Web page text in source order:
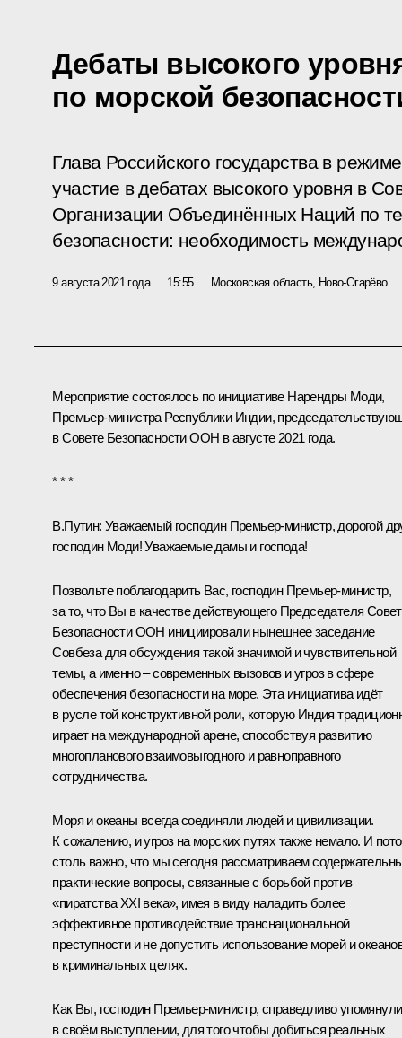
Дебаты высокого
по морской
Глава Российского государства в
участие в дебатах высокого уровня в
Организации Объединённых Наций по
безопасности: необходимость
9 августа 2021 года 15:55 Московская область, Ново-Огарёво
Мероприятие состоялось по инициативе Нарендры Моди,
Премьер-министра Республики Индии,
в Совете Безопасности ООН в августе 2021 года.
* * *
В.Путин: Уважаемый господин Премьер-министр, дорогой
господин Моди! Уважаемые дамы и господа!
Позвольте поблагодарить Вас, господин Премьер-министр,
за то, что Вы в качестве действующего Председателя
Безопасности ООН инициировали нынешнее заседание
Совбеза для обсуждения такой значимой и чувствительной
темы, а именно – современных вызовов и угроз в сфере
обеспечения безопасности на море. Эта инициатива идёт
в русле той конструктивной роли, которую Индия
играет на международной арене, способствуя развитию
многопланового взаимовыгодного и равноправного
сотрудничества.
Моря и океаны всегда соединяли людей и цивилизации.
К сожалению, и угроз на морских путях также немало. И
столь важно, что мы сегодня рассматриваем
практические вопросы, связанные с борьбой против
«пиратства XXI века», имея в виду наладить более
эффективное противодействие транснациональной
преступности и не допустить использование морей и
в криминальных целях.
Как Вы, господин Премьер-министр, справедливо упомянули
в своём выступлении, для того чтобы добиться реальных